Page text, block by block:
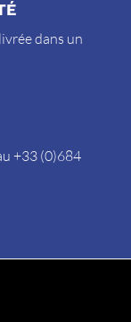
dans un
+33 (0)684